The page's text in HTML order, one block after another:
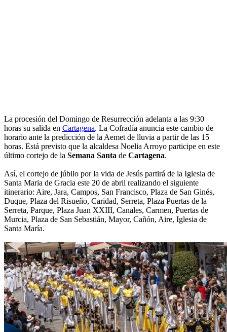
La procesión del Domingo de Resurrección adelanta a las 9:30
horas su salida en Cartagena. La Cofradía anuncia este cambio de
horario ante la predicción de la Aemet de lluvia a partir de las 15
horas. Está previsto que la alcaldesa Noelia Arroyo participe en este
último cortejo de la Semana Santa de Cartagena.
Así, el cortejo de júbilo por la vida de Jesús partirá de la Iglesia de
Santa Maria de Gracia este 20 de abril realizando el siguiente
itinerario: Aire, Jara, Campos, San Francisco, Plaza de San Ginés,
Duque, Plaza del Risueño, Caridad, Serreta, Plaza Puertas de la
Serreta, Parque, Plaza Juan XXIII, Canales, Carmen, Puertas de
Murcia, Plaza de San Sebastián, Mayor, Cañón, Aire, Iglesia de
Santa María.